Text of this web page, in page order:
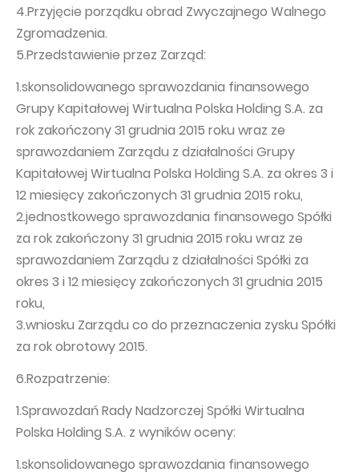
4.Przyjęcie porządku obrad Zwyczajnego Walnego
Zgromadzenia.
5.Przedstawienie przez Zarząd:
1.skonsolidowanego sprawozdania finansowego
Grupy Kapitałowej Wirtualna Polska Holding S.A. za
rok zakończony 31 grudnia 2015 roku wraz ze
sprawozdaniem Zarządu z działalności Grupy
Kapitałowej Wirtualna Polska Holding S.A. za okres 3 i
12 miesięcy zakończonych 31 grudnia 2015 roku,
2.jednostkowego sprawozdania finansowego Spółki
za rok zakończony 31 grudnia 2015 roku wraz ze
sprawozdaniem Zarządu z działalności Spółki za
okres 3 i 12 miesięcy zakończonych 31 grudnia 2015
roku,
3.wniosku Zarządu co do przeznaczenia zysku Spółki
za rok obrotowy 2015.
6.Rozpatrzenie:
1.Sprawozdań Rady Nadzorczej Spółki Wirtualna
Polska Holding S.A. z wyników oceny:
1.skonsolidowanego sprawozdania finansowego